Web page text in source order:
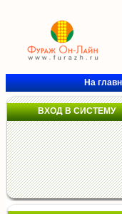
На
ВХОД В СИСТЕМУ